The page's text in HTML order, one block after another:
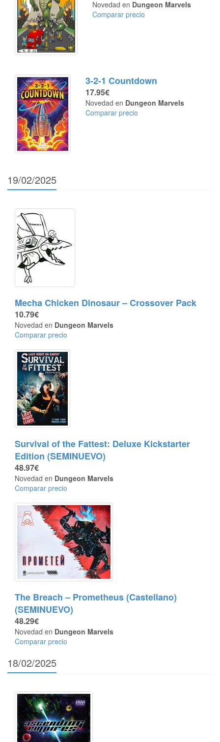
Novedad en Dungeon Marvels
Comparar precio
3-2-1 Countdown
17.95€
Novedad en Dungeon Marvels
Comparar precio
19/02/2025
Mecha Chicken Dinosaur – Crossover Pack
10.79€
Novedad en Dungeon Marvels
Comparar precio
Survival of the Fattest: Deluxe Kickstarter
Edition (SEMINUEVO)
48.97€
Novedad en Dungeon Marvels
Comparar precio
The Breach – Prometheus (Castellano)
(SEMINUEVO)
48.29€
Novedad en Dungeon Marvels
Comparar precio
18/02/2025